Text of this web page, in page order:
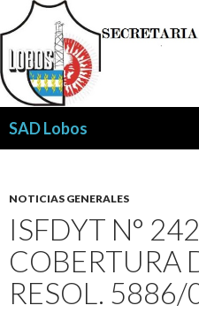
SAD Lobos
NOTICIAS GENERALES
ISFDYT N°
COBERTURA
RESOL. 5886/